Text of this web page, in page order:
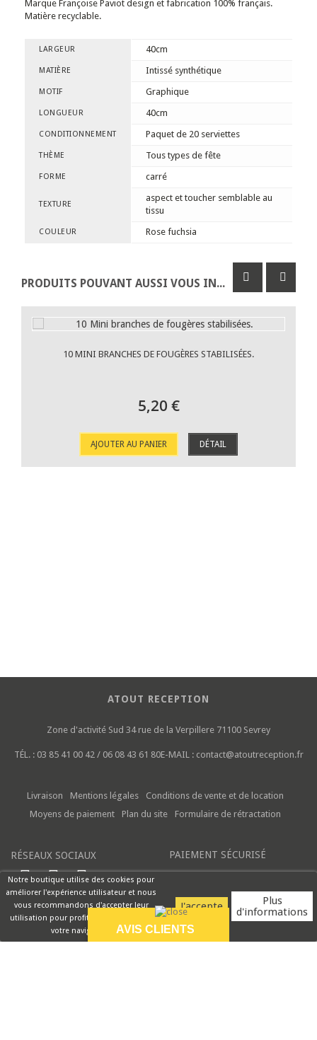
Notre boutique utilise des cookies pour
améliorer l'expérience utilisateur et nous
vous recommandons d'accepter leur
utilisation pour profiter pleinement de
votre navigation.
Plus
d'informations
Marque Françoise Paviot design et fabrication 100% français.
Matière recyclable.
LARGEUR 40cm
MATIÈRE Intissé synthétique
MOTIF Graphique
LONGUEUR 40cm
CONDITIONNEMENT Paquet de 20 serviettes
THÈME Tous types de fête
FORME carré
TEXTURE
aspect et toucher semblable au
tissu
COULEUR Rose fuchsia
PRODUITS POUVANT AUSSI VOUS INTÉRESSER
10 MINI BRANCHES DE FOUGÈRES STABILISÉES.
5,20 €
AJOUTER AU PANIER DÉTAIL
ATOUT RECEPTION
Zone d'activité Sud 34 rue de la Verpillere 71100 Sevrey
TÉL. : 03 85 41 00 42 / 06 08 43 61 80E-MAIL : contact@atoutreception.fr
Livraison Mentions légales
Conditions de vente et de location
Moyens de paiement
Plan du site Formulaire de rétractation
RÉSEAUX SOCIAUX PAIEMENT SÉCURISÉ
AVIS CLIENTS